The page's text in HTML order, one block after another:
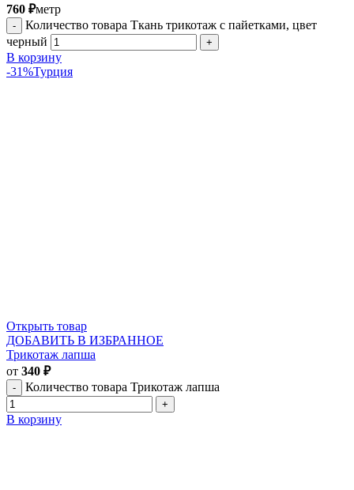
760 ₽метр
Количество товара Ткань трикотаж с пайетками, цвет
черный
В корзину
-31%Турция
Открыть товар
ДОБАВИТЬ В ИЗБРАННОЕ
Трикотаж лапша
от 340 ₽
Количество товара Трикотаж лапша
В корзину